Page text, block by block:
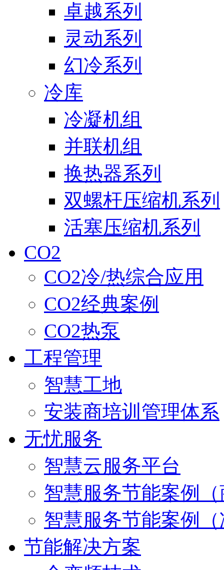
卓越系列
灵动系列
幻冷系列
冷库
冷凝机组
并联机组
换热器系列
双螺杆压缩机系列
活塞压缩机系列
CO2
CO2冷/热综合应用
CO2经典案例
CO2热泵
工程管理
智慧工地
安装商培训管理体系
无忧服务
智慧云服务平台
智慧服务节能案例
智慧服务节能案例
节能解决方案